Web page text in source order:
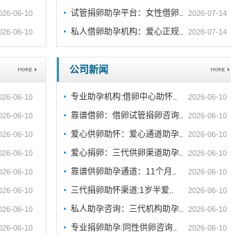
一。部分同性捐卵借卵渠道助孕男孩对牛奶蛋
白过敏，喝奶后会出现腹泻、呕吐、皮疹等过
敏症状。这种情况下，需要及时就医，并考虑
感染**也可能导致同性捐卵借卵渠道助孕男孩
拉肚子。尤其是在天气变化大或卫生条件不佳
到病毒或细菌感染，表现为腹泻、发热、食欲
下降等。 人工借卵助孕: 面对同性捐卵借卵渠
道助孕男孩频繁拉肚子的情况，家长应采取以
06-10
06-10
试管捐卵助孕平台：女性借卵.. 2026-07-14
私人借卵助孕机构：爱心正规.. 2026-07-14
06-10
06-10
06-10
06-10
06-10
06-10
06-10
06-10
公司新闻
专业助孕机构:借卵中心助怀.. 2026-06-10
靠谱借卵：借卵试管捐卵咨询.. 2026-06-10
爱心供卵助怀：爱心通道助孕.. 2026-06-10
爱心捐卵：三代供卵渠道助孕.. 2026-06-10
靠谱供卵助孕通道：11个月.. 2026-06-10
三代捐卵助怀渠道:1岁半爱.. 2026-06-10
私人助孕咨询：三代机构助孕.. 2026-06-10
专业捐卵助孕:同性供卵咨询.. 2026-06-10